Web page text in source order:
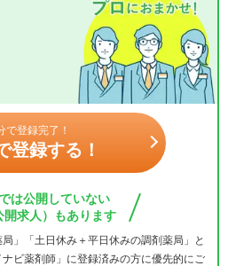
で登録完了！
登録する！
は公開していない
開求人）もあります
」「土日休み＋平日休みの調剤薬局」と
ビ薬剤師」に登録済みの方に優先的にご